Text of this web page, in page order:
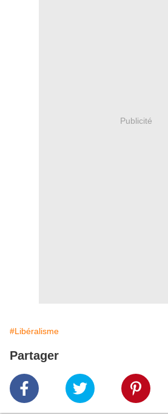
Publicité
#Libéralisme
Partager